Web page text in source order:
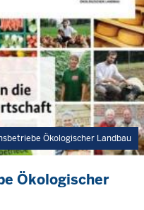
Ökologischer Landbau
Ökologischer